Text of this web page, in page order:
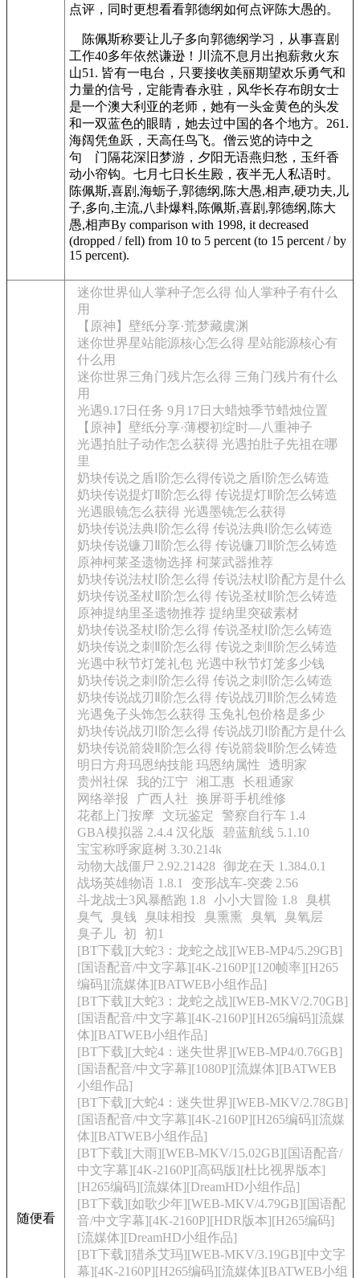
点评，同时更想看看郭德纲如何点评陈大愚的。
陈佩斯称要让儿子多向郭德纲学习，从事喜剧
工作40多年依然谦逊！川流不息月出抱薪救火东
山51. 皆有一电台，只要接收美丽期望欢乐勇气和
力量的信号，定能青春永驻，风华长存布朗女士
是一个澳大利亚的老师，她有一头金黄色的头发
和一双蓝色的眼睛，她去过中国的各个地方。261.
海阔凭鱼跃，天高任鸟飞。僧云览的诗中之
句 门隔花深旧梦游，夕阳无语燕归愁，玉纤香
动小帘钩。七月七日长生殿，夜半无人私语时。
陈佩斯,喜剧,海蛎子,郭德纲,陈大愚,相声,硬功夫,儿
子,多向,主流,八卦爆料,陈佩斯,喜剧,郭德纲,陈大
愚,相声By comparison with 1998, it decreased
(dropped / fell) from 10 to 5 percent (to 15 percent / by
15 percent).
随便看
迷你世界仙人掌种子怎么得 仙人掌种子有什么
用
【原神】壁纸分享·荒梦藏虞渊
迷你世界星站能源核心怎么得 星站能源核心有
什么用
迷你世界三角门残片怎么得 三角门残片有什么
用
光遇9.17日任务 9月17日大蜡烛季节蜡烛位置
【原神】壁纸分享·薄樱初绽时—八重神子
光遇拍肚子动作怎么获得 光遇拍肚子先祖在哪
里
奶块传说之盾Ⅰ阶怎么得传说之盾Ⅰ阶怎么铸造
奶块传说提灯Ⅱ阶怎么得 传说提灯Ⅱ阶怎么铸造
光遇眼镜怎么获得 光遇墨镜怎么获得
奶块传说法典Ⅰ阶怎么得 传说法典Ⅰ阶怎么铸造
奶块传说镰刀Ⅱ阶怎么得 传说镰刀Ⅱ阶怎么铸造
原神柯莱圣遗物选择 柯莱武器推荐
奶块传说法杖Ⅰ阶怎么得 传说法杖Ⅰ阶配方是什么
奶块传说圣杖Ⅱ阶怎么得 传说圣杖Ⅱ阶怎么铸造
原神提纳里圣遗物推荐 提纳里突破素材
奶块传说圣杖Ⅰ阶怎么得 传说圣杖Ⅰ阶怎么铸造
奶块传说之刺Ⅱ阶怎么得 传说之刺Ⅱ阶怎么铸造
光遇中秋节灯笼礼包 光遇中秋节灯笼多少钱
奶块传说之刺Ⅰ阶怎么得 传说之刺Ⅰ阶怎么铸造
奶块传说战刃Ⅱ阶怎么得 传说战刃Ⅱ阶怎么铸造
光遇兔子头饰怎么获得 玉兔礼包价格是多少
奶块传说战刃Ⅰ阶怎么得 传说战刃Ⅰ阶配方是什么
奶块传说箭袋Ⅱ阶怎么得 传说箭袋Ⅱ阶怎么铸造
明日方舟玛恩纳技能 玛恩纳属性
透明家
贵州社保
我的江宁 湘工惠
长租通家
网络举报
广西人社
换屏哥手机维修
花都上门按摩
文玩鉴定
警察自行车 1.4
GBA模拟器 2.4.4 汉化版
碧蓝航线 5.1.10
宝宝称呼家庭树 3.30.214k
动物大战僵尸 2.92.21428 御龙在天 1.384.0.1
战场英雄物语 1.8.1
变形战车-突袭 2.56
斗龙战士3风暴酷跑 1.8 小小大冒险 1.8 臭棋
臭气 臭钱 臭味相投 臭熏熏 臭氧
臭氧层
臭子儿 初
初1
[BT下载][大蛇3：龙蛇之战][WEB-MP4/5.29GB]
[国语配音/中文字幕][4K-2160P][120帧率][H265
编码][流媒体][BATWEB小组作品]
[BT下载][大蛇3：龙蛇之战][WEB-MKV/2.70GB]
[国语配音/中文字幕][4K-2160P][H265编码][流媒
体][BATWEB小组作品]
[BT下载][大蛇4：迷失世界][WEB-MP4/0.76GB]
[国语配音/中文字幕][1080P][流媒体][BATWEB
小组作品]
[BT下载][大蛇4：迷失世界][WEB-MKV/2.78GB]
[国语配音/中文字幕][4K-2160P][H265编码][流媒
体][BATWEB小组作品]
[BT下载][大雨][WEB-MKV/15.02GB][国语配音/
中文字幕][4K-2160P][高码版][杜比视界版本]
[H265编码][流媒体][DreamHD小组作品]
[BT下载][如歌少年][WEB-MKV/4.79GB][国语配
音/中文字幕][4K-2160P][HDR版本][H265编码]
[流媒体][DreamHD小组作品]
[BT下载][猎杀艾玛][WEB-MKV/3.19GB][中文字
幕][4K-2160P][H265编码][流媒体][BATWEB小组